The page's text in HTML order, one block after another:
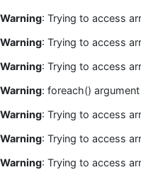
Warning: Trying to access
Warning: Trying to access
Warning: Trying to access
Warning: foreach()
Warning: Trying to access
Warning: Trying to access
Warning: Trying to access